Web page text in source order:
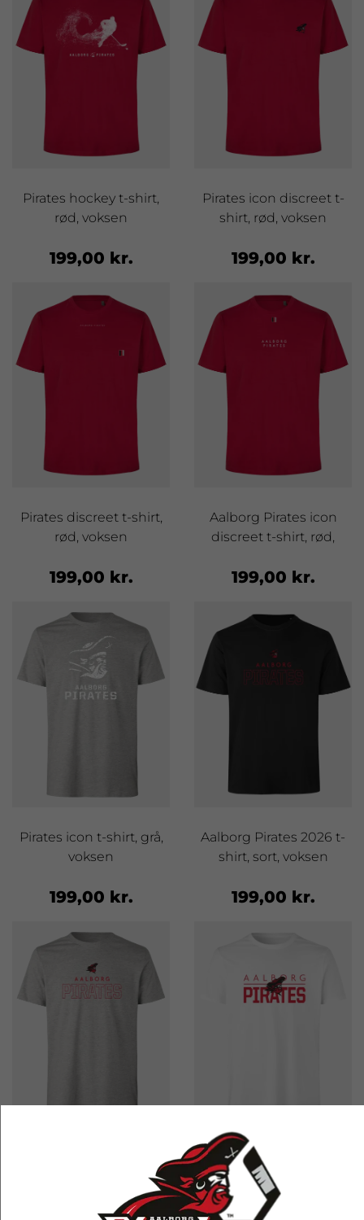
Pirates hockey t-shirt,
rød, voksen
199,00 kr.
Pirates icon discreet t-
shirt, rød, voksen
199,00 kr.
Pirates discreet t-shirt,
rød, voksen
199,00 kr.
Aalborg Pirates icon
discreet t-shirt, rød,
199,00 kr.
Pirates icon t-shirt, grå,
voksen
199,00 kr.
Aalborg Pirates 2026 t-
shirt, sort, voksen
199,00 kr.
199,00 kr.
Aalborg Pirates icon t-
shirt, hvid, voksen
205,33 kr.